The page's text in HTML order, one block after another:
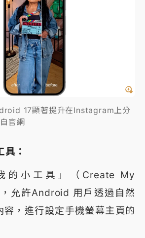
17顯著提升在Instagram上分
官網
：
的小工具」（Create My
允許Android 用戶透過自然
容，進行設定手機螢幕主頁的